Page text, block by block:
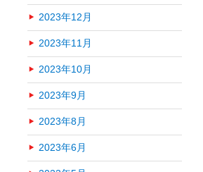
2023年12月
2023年11月
2023年10月
2023年9月
2023年8月
2023年6月